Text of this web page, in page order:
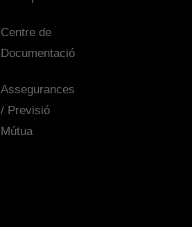
Centre de
Documentació
Assegurances
/ Previsió
Mútua